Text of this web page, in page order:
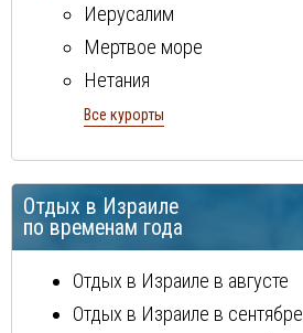
Иерусалим
Мертвое море
Нетания
Тель-Авив
Эйлат
Все курорты
Отдых в Израиле
по временам года
Отдых в Израиле в августе
Отдых в Израиле в сентябре